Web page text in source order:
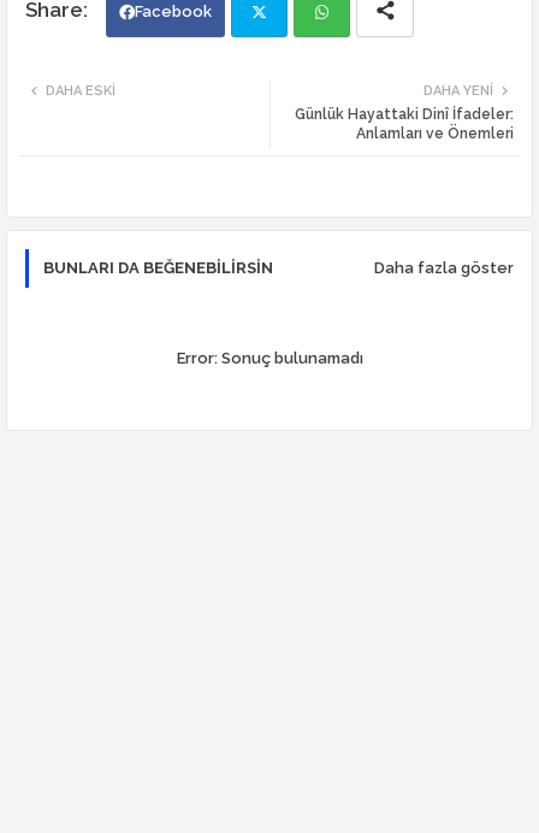
Facebook
ats
DAHA YENI
Günlük Hayattaki Dinî İfadeler:
Anlamları ve Önemleri
DAHA ESKI
BUNLARI DA BEĞENEBILIRSIN Daha fazla göster
Error:Sonuç bulunamadı